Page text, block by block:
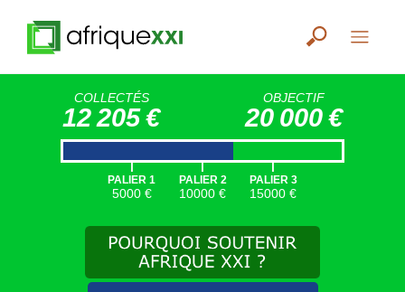
COLLECTÉS
12 205 €
OBJECTIF
20 000 €
|
PALIER 1
5000 €
|
PALIER 2
10000 €
|
PALIER 3
15000 €